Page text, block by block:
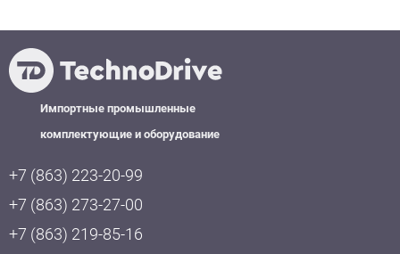
Импортные промышленные
комплектующие и оборудование
+7 (863) 223-20-99
+7 (863) 273-27-00
+7 (863) 219-85-16